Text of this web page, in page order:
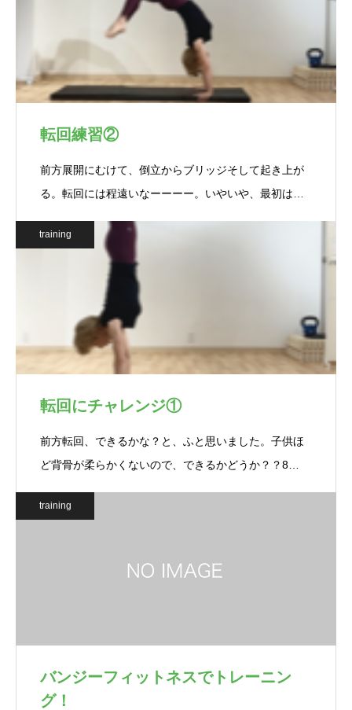
転回練習②
前方展開にむけて、倒立からブリッジそして起き上が
る。転回には程遠いなーーーー。いやいや、最初は…
training
転回にチャレンジ①
前方転回、できるかな？と、ふと思いました。子供ほ
ど背骨が柔らかくないので、できるかどうか？？8…
training
バンジーフィットネスでトレーニン
グ！